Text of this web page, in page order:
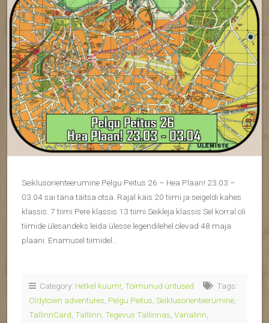
Seiklusorienteerumine Pelgu Peitus 26 – Hea Plaan! 23.03 –
03.04 sai täna täitsa otsa. Rajal käis 20 tiimi ja seigeldi kahes
klassis: 7 tiimi Pere klassis 13 tiimi Seikleja klassis Sel korral oli
tiimide ülesandeks leida ülesse legendilehel olevad 48 maja
plaani. Enamusel tiimidel…
Category: Hetkel kuum! Toimunud üritused
Tags:
Oldytown adventures Pelgu Peitus Seiklusorienteerumine
TallinnCard Talllinn Tegevus Tallinnas Vanalinn